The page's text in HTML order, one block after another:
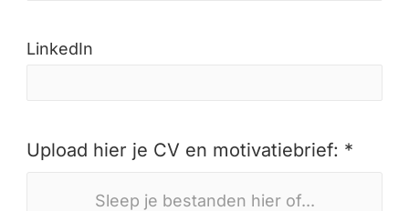
LinkedIn
Upload hier je CV en motivatiebrief: *
Sleep je bestanden hier of...